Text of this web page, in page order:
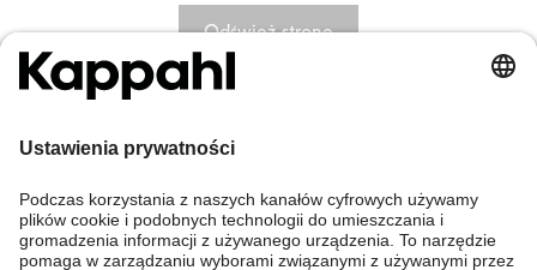
Odśwież stronę